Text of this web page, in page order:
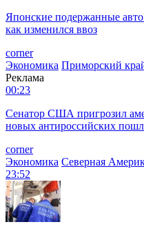
Японские подержанные
как изменился ввоз
corner
Экономика Приморский
Реклама
00:23
Сенатор США пригрозил
новых антироссийских
corner
Экономика Северная
23:52